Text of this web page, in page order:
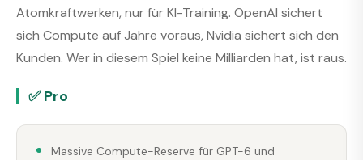
Atomkraftwerken, nur für KI-Training. OpenAI sichert
sich Compute auf Jahre voraus, Nvidia sichert sich den
Kunden. Wer in diesem Spiel keine Milliarden hat, ist raus.
✅ Pro
Massive Compute-Reserve für GPT-6 und